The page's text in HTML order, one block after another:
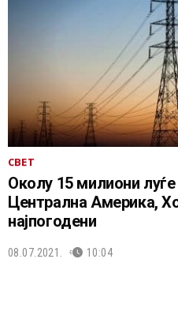
СВЕТ
Околу 15 милиони луѓе
Централна Америка,
најпогодени
08.07.2021. 10:04